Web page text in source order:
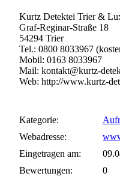
Kurtz Detektei Trier &
Graf-Reginar-Straße 18
54294 Trier
Tel.: 0800 8033967
Mobil: 0163 8033967
Mail: kontakt@kurtz-
Web: http://www.kurtz-
Kategorie:
Webadresse:
Eingetragen am:
Bewertungen:
0